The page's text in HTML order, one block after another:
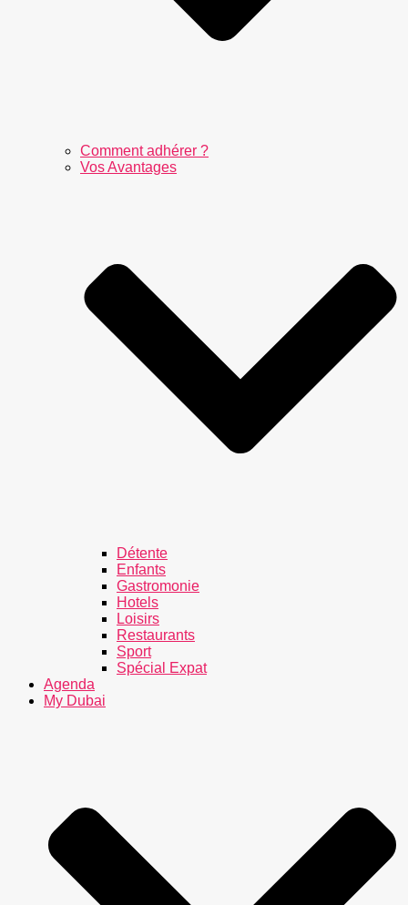
Comment adhérer ?
Vos Avantages
Détente
Enfants
Gastromonie
Hotels
Loisirs
Restaurants
Sport
Spécial Expat
Agenda
My Dubai